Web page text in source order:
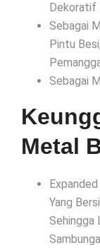
Dekoratif
Sebagai
Pintu
Sebagai
Metal
Yang
Sehingga